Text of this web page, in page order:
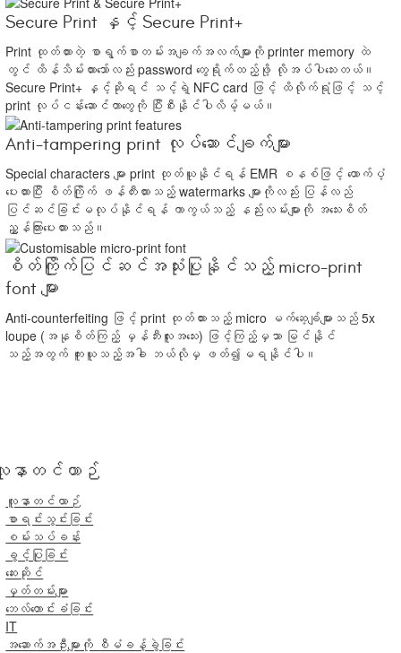
Secure Print နှင့် Secure Print+
Print ထုတ်ထားတဲ့ စာရွက်စာတမ်းအချက်အလက်များကို printer memory ထဲ
တွင် ထိန်သိမ်းထားသော်လည်း password တွေရိုက်ထည့်ဖို့ လိုအပ်ပါသေးတယ်။
Secure Print+ နှင့်ဆိုရင် သင့်ရဲ့ NFC card ဖြင့် ထိလိုက်ရုံဖြင့် သင့်
print လုပ်ငန်းဆောင်တာတွေကို ပြီးစီးနိုင်ပါလိမ့်မယ်။
Anti-tampering print လုပ်ဆောင်ချက်များ
Special characters များ print ထုတ်ယူနိုင်ရန် EMR စနစ်ဖြင့် ထောက်ပံ့
ပေးထားပြီး စိတ်ကြိုက် ဖန်တီးထားသည့် watermarks များကိုလည်း ပြန်လည်
ပြင်ဆင်ခြင်းမလုပ်နိုင်ရန် ကာကွယ်သည့် နည်းလမ်းများကို အသေးစိတ်
ညွှန်ကြားပေးထားသည်။
စိတ်ကြိုက်ပြင်ဆင်အသုံးပြုနိုင်သည့် micro-print
font များ
Anti-counterfeiting ဖြင့် print ထုတ်ထားသည့် micro မက်ဆေ့ချ်များသည် 5x
loupe (အနုစိတ်ကြည့် မှန်ဘီးလူးအသေး) ဖြင့်ကြည့်မှသာ မြင်နိုင်
သည့်အတွက် ကူးယူသည့်အခါ ဘယ်လိုမှ ဖတ်၍မရနိုင်ပါ။
နာတင်ယာဉ်
လူနာတင်ယာဉ်
စာရင်းသွင်းခြင်း
စမ်းသပ်ခန်း
ခွင့်ပြုခြင်း
ဆေးဆိုင်
မှတ်တမ်းများ
ဘေလ်တောင်းခံခြင်း
IT
အဆောက်အဦးများကို စီမံခန့်ခွဲခြင်း